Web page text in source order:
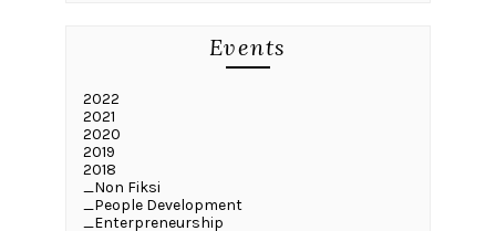
Events
2022
2021
2020
2019
2018
_Non Fiksi
_People Development
_Enterpreneurship